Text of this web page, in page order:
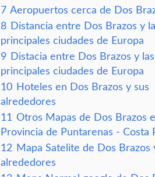
7 Aeropuertos cerca de Dos
8 Distancia entre Dos Brazos y
principales ciudades de Europa
9 Distacia entre Dos Brazos y las
principales ciudades de Europa
10 Hoteles en Dos Brazos y sus
alrededores
11 Otros Mapas de Dos Brazos
Provincia de Puntarenas - Costa
12 Mapa Satelite de Dos Brazos
alrededores